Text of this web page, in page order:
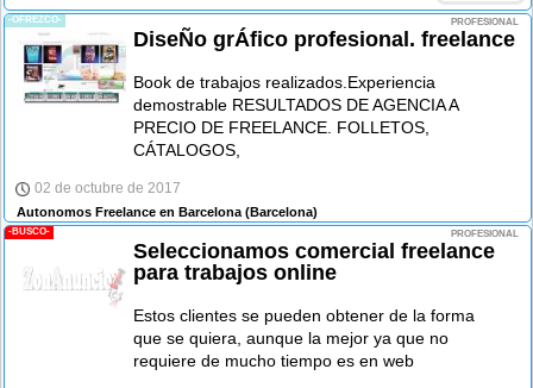
-OFREZCO- PROFESIONAL
DiseÑo grÁfico profesional. freelance
Book de trabajos realizados.Experiencia
demostrable RESULTADOS DE AGENCIA A
PRECIO DE FREELANCE. FOLLETOS,
CÁTALOGOS,
02 de octubre de 2017
Autonomos Freelance en Barcelona (Barcelona)
-BUSCO- PROFESIONAL
Seleccionamos comercial freelance
para trabajos online
Estos clientes se pueden obtener de la forma
que se quiera, aunque la mejor ya que no
requiere de mucho tiempo es en web